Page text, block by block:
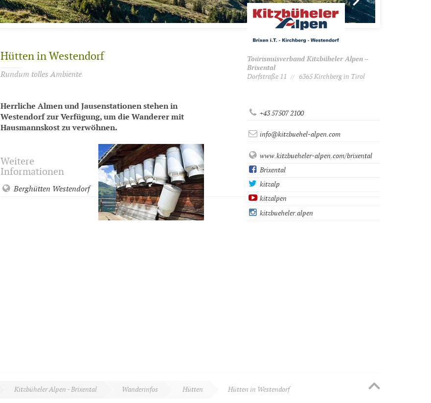
Hütten in Westendorf
Rundum tolles Ambiente
Herrliche Almen und Jausenstationen stehen in
Westendorf zur Verfügung, um die Wanderer mit
Hausmannskost zu verwöhnen.
Weitere
Informationen
Berghütten Westendorf
Tourismusverband Kitzbüheler Alpen –
Brixental
Dorfstraße 11
// 6365 Kirchberg in Tirol
+43 57507 2100
info@kitzbuehel-alpen.com
www.kitzbueheler-alpen.com/brixental
Brixental
kitzalp
kitzalpen
kitzbueheler.alpen
Kitzbüheler Alpen - Brixental Wanderinfos Hütten Hütten in Westendorf